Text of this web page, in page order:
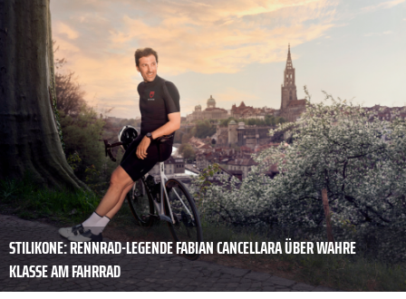
STILIKONE: RENNRAD-LEGENDE FABIAN CANCELLARA ÜBER WAHRE
KLASSE AM FAHRRAD